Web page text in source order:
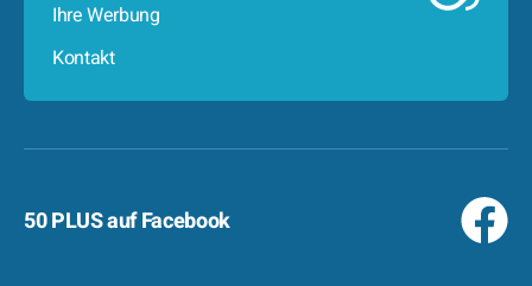
Ihre Werbung
Kontakt
50 PLUS auf Facebook